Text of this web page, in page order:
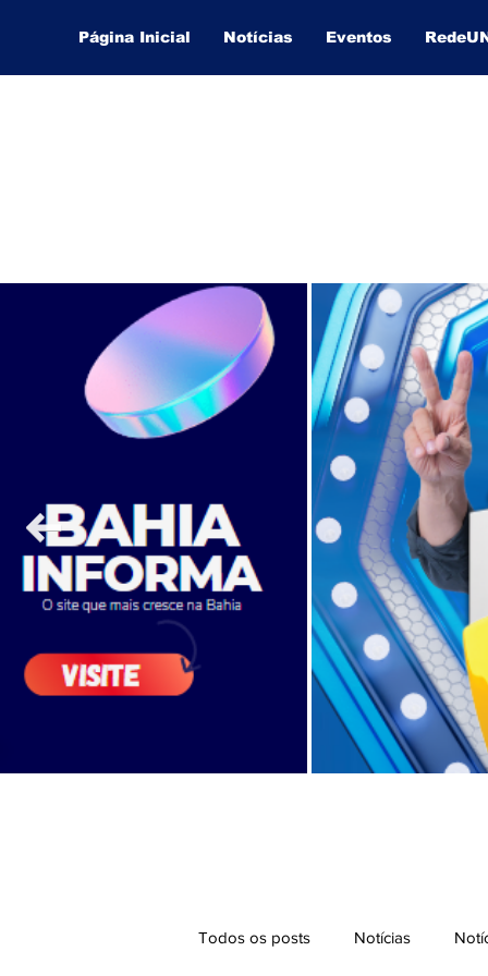
Página Inicial Notícias Eventos
Todos os posts Notícias